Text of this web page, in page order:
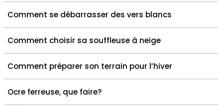
Comment se débarrasser des vers blancs
Comment choisir sa souffleuse à neige
Comment préparer son terrain pour l’hiver
Ocre ferreuse, que faire?